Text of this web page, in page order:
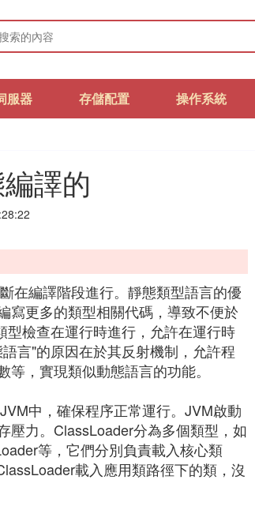
服器 存儲配置 操作系統
譯的
在編譯階段進行。靜態類型語言的優
寫更多的類型相關代碼，導致不便於
檢查在運行時進行，允許在運行時
言"的原因在於其反射機制，允許程
，實現類似動態語言的功能。
中，確保程序正常運行。JVM啟動
壓力。ClassLoader分為多個類型，如
等，它們分別負責載入核心類
載入應用類路徑下的類，沒